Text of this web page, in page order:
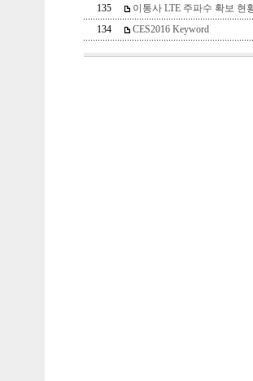
135
이통사 LTE 주파수 확보 현
134
CES2016 Keyword